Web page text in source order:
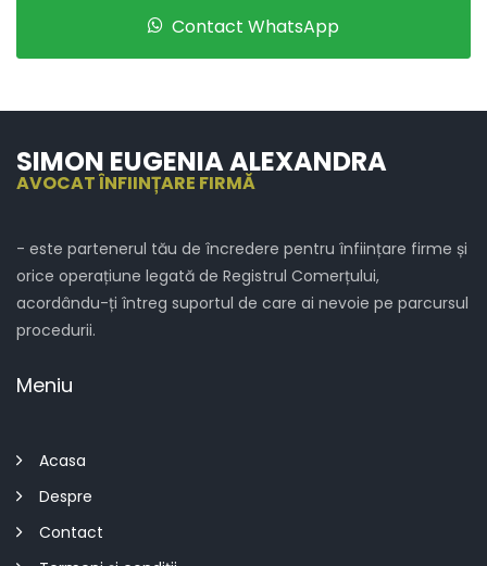
Înființare firmă în Moftin
Înființare firmă în Odoreu
Înființare firmă în Oraşu Nou
Înființare firmă în Petreşti
Înființare firmă în Pişcolt
Înființare firmă în Pomi
Contact WhatsApp
SIMON EUGENIA ALEXANDRA
AVOCAT ÎNFIINȚARE FIRMĂ
- este partenerul tău de încredere pentru înființare firme și
orice operațiune legată de Registrul Comerțului,
acordându-ți întreg suportul de care ai nevoie pe parcursul
procedurii.
Meniu
Acasa
Despre
Contact